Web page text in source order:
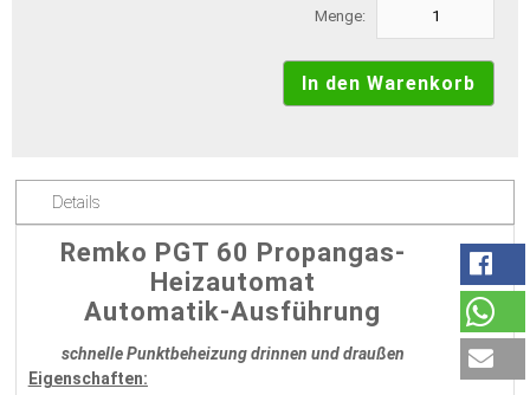
Menge:
Details
Remko PGT 60 Propangas-
Heizautomat
Automatik-Ausführung
schnelle Punktbeheizung drinnen und draußen
Eigenschaften: